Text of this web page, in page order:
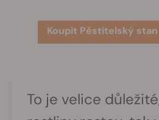
Koupit Pěstitelský stan
To je velice